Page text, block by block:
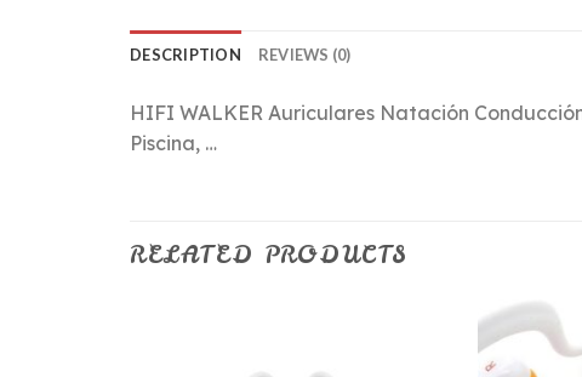
DESCRIPTION REVIEWS (0)
HIFI WALKER Auriculares Natación
Piscina, …
RELATED PRODUCTS